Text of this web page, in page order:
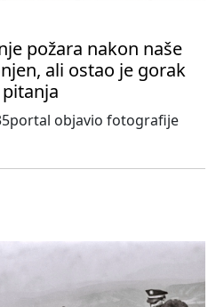
požara nakon naše
ali ostao je gorak
objavio fotografije